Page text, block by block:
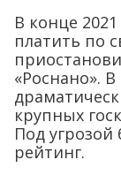
В конце
платить по
«Роснано». В
крупных
Под
рейтинг.